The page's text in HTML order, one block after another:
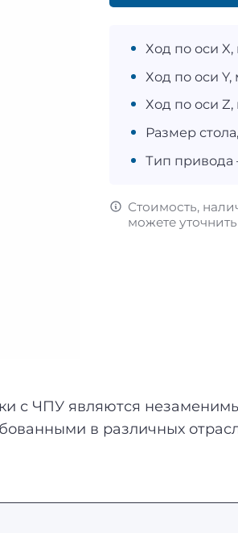
Ход по оси
Ход по оси
Ход по оси
Размер
Тип привода
Стоимость,
можете
с ЧПУ являются
в различных